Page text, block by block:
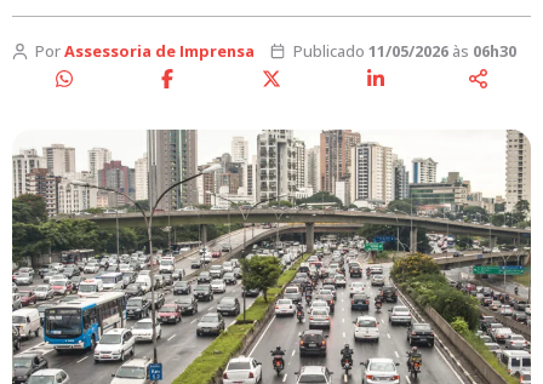
PorAssessoria de Imprensa Publicado 11/05/2026às 06h30